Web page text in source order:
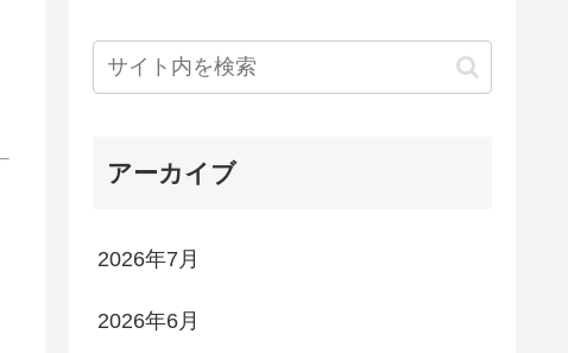
アーカイブ
2026年7月
2026年6月